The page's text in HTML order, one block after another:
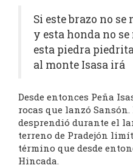
Si este brazo no se
y esta honda no se
esta piedra
al monte Isasa irá
Desde entonces Peña
rocas que lanzó
desprendió durante el
terreno de Pradejón
término que desde
Hincada.